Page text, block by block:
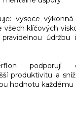
vysoce
všech klíčových
údržbu
podporují
produktivitu a
hodnotu každému